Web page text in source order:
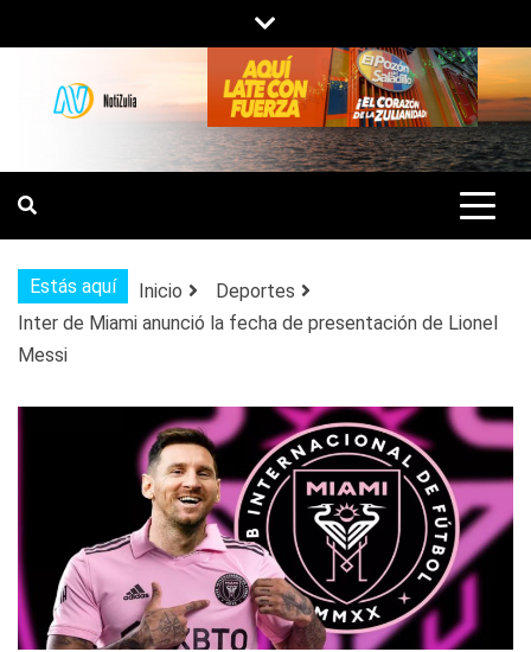
al
contenido
NOTIZULIA
NOTICIAS DEL ZULIA, VENEZUELA Y
DE INTERÉS GENERAL.
Estás aquí Inicio
Deportes
Inter de Miami anunció la fecha de presentación de Lionel
Messi